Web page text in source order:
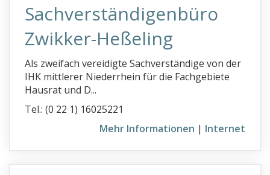
xyz
KFZ-Sachverständige
Baugutachter
Immobilienbewertung
Sachverständigenbüro
Zwikker-Heßeling
Als zweifach vereidigte Sachverständige von der
IHK mittlerer Niederrhein für die Fachgebiete
Hausrat und D...
Tel.: (0 22 1) 16025221
Mehr Informationen | Internet